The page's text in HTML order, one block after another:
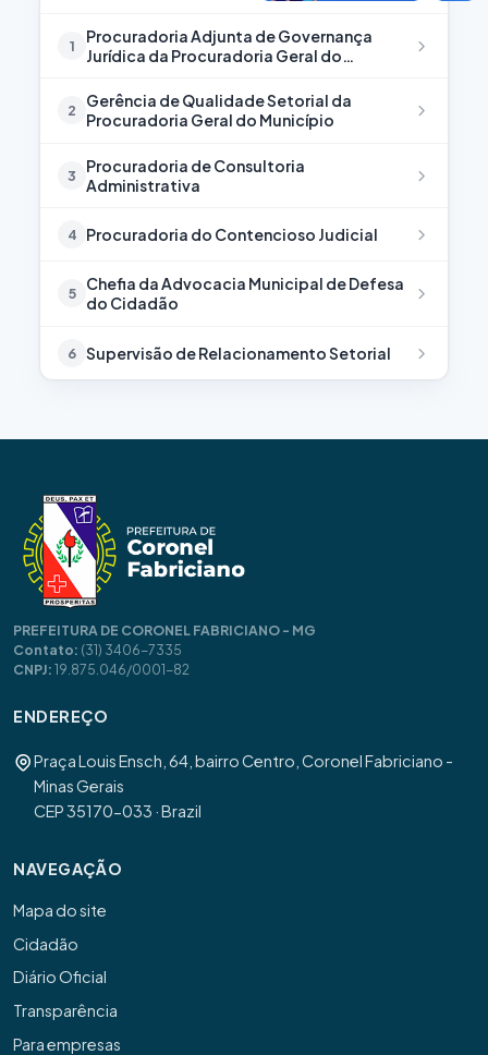
1
Procuradoria Adjunta de Governança
Jurídica da Procuradoria Geral do
2
Gerência de Qualidade Setorial da
Procuradoria Geral do Município
3
Procuradoria de Consultoria
Administrativa
4 Procuradoria do Contencioso Judicial
5
Chefia da Advocacia Municipal de Defesa
do Cidadão
6 Supervisão de Relacionamento Setorial
PREFEITURA DE CORONEL FABRICIANO - MG
Contato: (31) 3406-7335
CNPJ:19.875.046/0001-82
ENDEREÇO
Praça Louis Ensch, 64, bairro Centro, Coronel Fabriciano -
Minas Gerais
CEP 35170-033 · Brazil
NAVEGAÇÃO
Mapa do site
Cidadão
Diário Oficial
Transparência
Para empresas